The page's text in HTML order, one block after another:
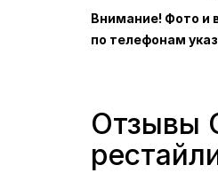
Внимание! Фото и
по телефонам
Отзывы